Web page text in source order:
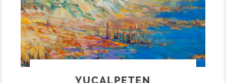
YUCALPETEN